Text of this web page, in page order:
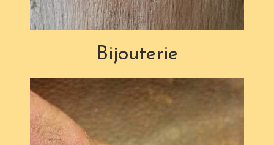
Bijouterie